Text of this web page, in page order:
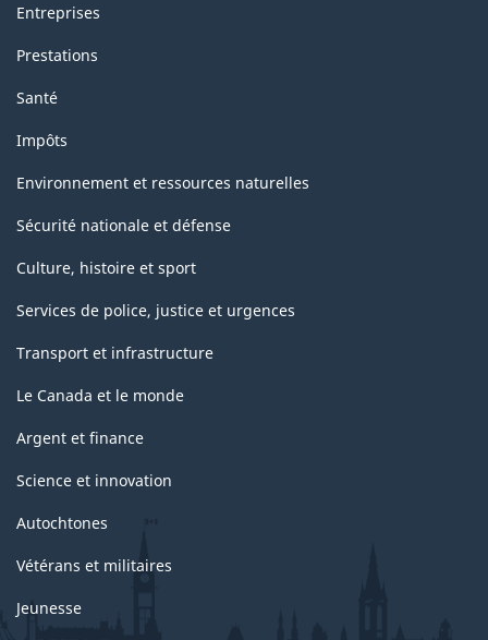
Entreprises
Prestations
Santé
Impôts
Environnement et ressources naturelles
Sécurité nationale et défense
Culture, histoire et sport
Services de police, justice et urgences
Transport et infrastructure
Le Canada et le monde
Argent et finance
Science et innovation
Autochtones
Vétérans et militaires
Jeunesse